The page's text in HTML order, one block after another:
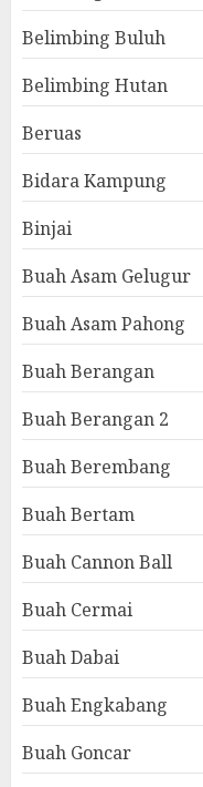
Belimbing Buluh
Belimbing Hutan
Beruas
Bidara Kampung
Binjai
Buah Asam Gelugur
Buah Asam Pahong
Buah Berangan
Buah Berangan 2
Buah Berembang
Buah Bertam
Buah Cannon Ball
Buah Cermai
Buah Dabai
Buah Engkabang
Buah Goncar